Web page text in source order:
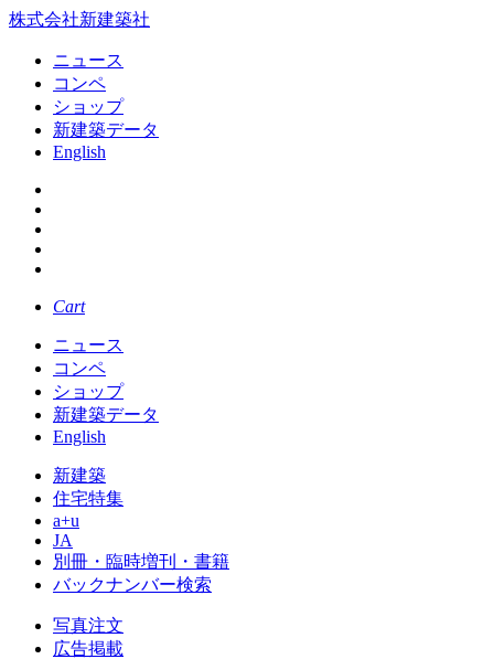
株式会社新建築社
ニュース
コンペ
ショップ
新建築データ
English
Cart
ニュース
コンペ
ショップ
新建築データ
English
新建築
住宅特集
a+u
JA
別冊・臨時増刊・書籍
バックナンバー検索
写真注文
広告掲載